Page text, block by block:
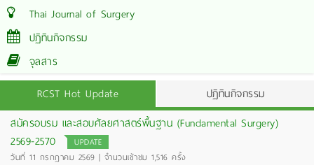
Thai Journal of Surgery
ปฏิทินกิจกรรม
จุลสาร
RCST Hot Update
ปฏิทินกิจกรรม
สมัครอบรม และสอบศัลยศาสตร์พื้นฐาน (Fundamental Surgery)
2569-2570
UPDATE
วันที่ 11 กรกฎาคม 2569 | จำนวนเข้าชม 1,516 ครั้ง